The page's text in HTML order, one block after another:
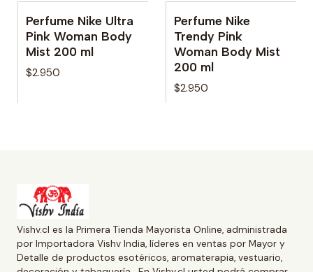
Perfume Nike Ultra
Pink Woman Body
Mist 200 ml
$2.950
Perfume Nike
Trendy Pink
Woman Body Mist
200 ml
$2.950
Vishv.cl es la Primera Tienda Mayorista Online, administrada
por Importadora Vishv India, líderes en ventas por Mayor y
Detalle de productos esotéricos, aromaterapia, vestuario,